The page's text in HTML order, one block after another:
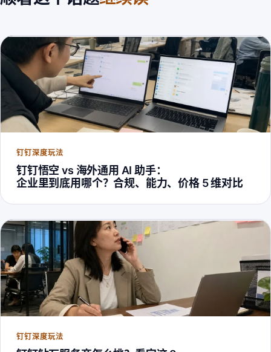
钉钉深度玩法
钉钉悟空 vs 海外通用 AI 助手：
企业里到底用哪个？合规、能力、价格 5 维对比
钉钉深度玩法